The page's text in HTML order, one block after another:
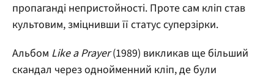
пропаганді непристойності. Проте сам кліп став
культовим, зміцнивши її статус суперзірки.
Альбом Like a Prayer(1989) викликав ще більший
скандал через однойменний кліп, де були